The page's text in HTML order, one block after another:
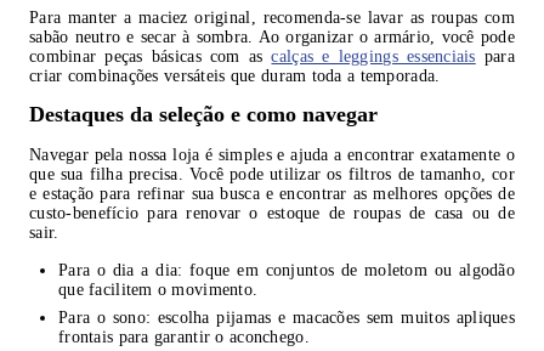
Para manter a maciez original, recomenda-se lavar as roupas com
sabão neutro e secar à sombra. Ao organizar o armário, você pode
combinar peças básicas com ascalças e leggings essenciais para
criar combinações versáteis que duram toda a temporada.
Destaques da seleção e como navegar
Navegar pela nossa loja é simples e ajuda a encontrar exatamente o
que sua filha precisa. Você pode utilizar os filtros de tamanho, cor
e estação para refinar sua busca e encontrar as melhores opções de
custo-benefício para renovar o estoque de roupas de casa ou de
sair.
Para o dia a dia: foque em conjuntos de moletom ou algodão
que facilitem o movimento.
Para o sono: escolha pijamas e macacões sem muitos apliques
frontais para garantir o aconchego.